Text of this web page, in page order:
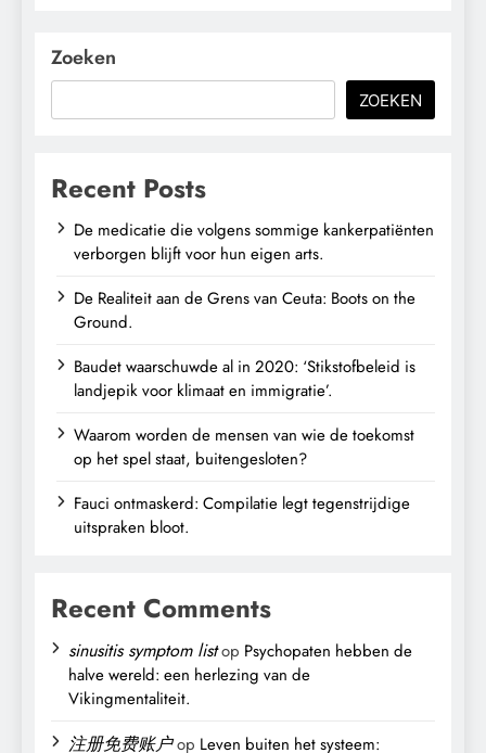
Zoeken
ZOEKEN
Recent Posts
De medicatie die volgens sommige kankerpatiënten
verborgen blijft voor hun eigen arts.
De Realiteit aan de Grens van Ceuta: Boots on the
Ground.
Baudet waarschuwde al in 2020: ‘Stikstofbeleid is
landjepik voor klimaat en immigratie’.
Waarom worden de mensen van wie de toekomst
op het spel staat, buitengesloten?
Fauci ontmaskerd: Compilatie legt tegenstrijdige
uitspraken bloot.
Recent Comments
sinusitis symptom listop Psychopaten hebben de
halve wereld: een herlezing van de
Vikingmentaliteit.
注册免费账户op Leven buiten het systeem: